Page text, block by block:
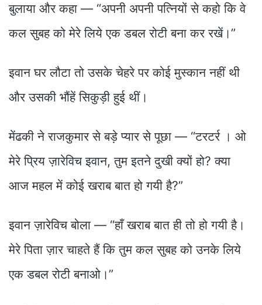
बुलाया और कहा — “अपनी अपनी पत्नियों से कहो कि वे
कल सुबह को मेरे लिये एक डबल रोटी बना कर रखें।”
इवान घर लौटा तो उसके चेहरे पर कोई मुस्कान नहीं थी
और उसकी भौंहें सिकुड़ी हुई थीं।
मेंढकी ने राजकुमार से बड़े प्यार से पूछा — “टरटर्र । ओ
मेरे प्रिय ज़ारेविच इवान, तुम इतने दुखी क्यों हो? क्या
आज महल में कोई खराब बात हो गयी है?”
इवान ज़ारेविच बोला — “हाँ खराब बात ही तो हो गयी है।
मेरे पिता ज़ार चाहते हैं कि तुम कल सुबह को उनके लिये
एक डबल रोटी बनाओ।”